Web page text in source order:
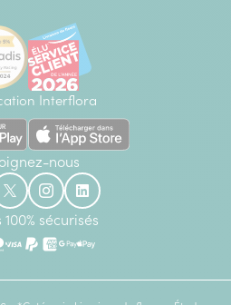
Interflora
nous
sécurisés